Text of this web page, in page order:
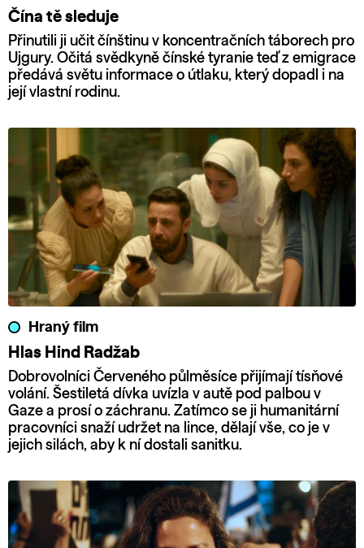
Čína tě sleduje
Přinutili ji učit čínštinu v koncentračních táborech pro
Ujgury. Očitá svědkyně čínské tyranie teď z emigrace
předává světu informace o útlaku, který dopadl i na
její vlastní rodinu.
Hraný film
Hlas Hind Radžab
Dobrovolníci Červeného půlměsíce přijímají tísňové
volání. Šestiletá dívka uvízla v autě pod palbou v
Gaze a prosí o záchranu. Zatímco se ji humanitární
pracovníci snaží udržet na lince, dělají vše, co je v
jejich silách, aby k ní dostali sanitku.